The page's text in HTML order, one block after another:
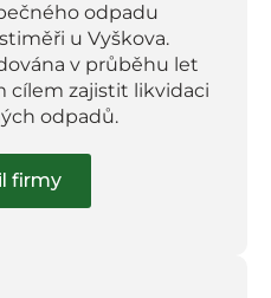
odpadu
u Vyškova.
v průběhu let
cílem zajistit likvidaci
odpadů.
firmy